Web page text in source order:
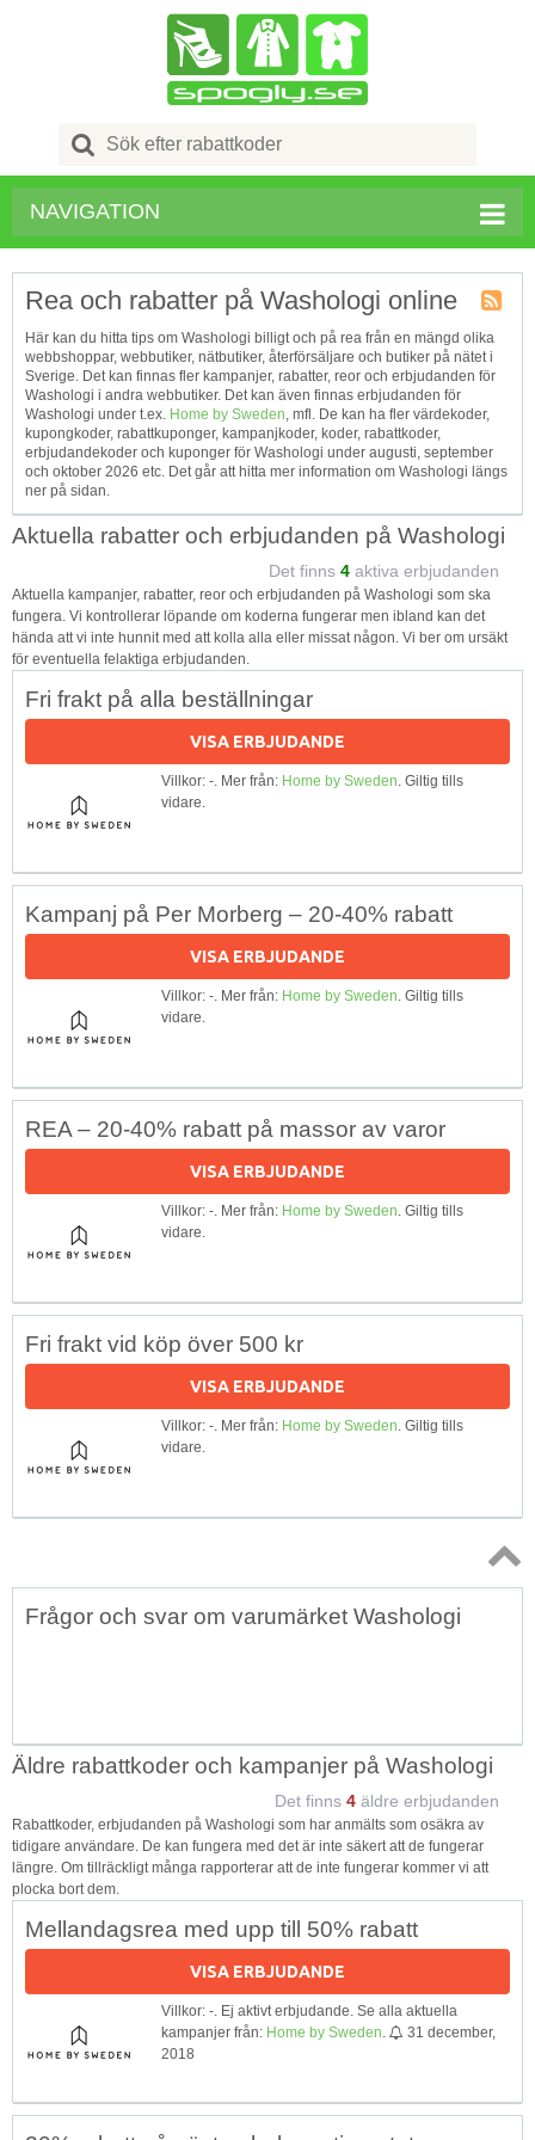
Search
for:
NAVIGATION
Tagg
RSS
Rea och rabatter på Washologi online
Här kan du hitta tips om Washologi billigt och på rea från en mängd olika
webbshoppar, webbutiker, nätbutiker, återförsäljare och butiker på nätet i
Sverige. Det kan finnas fler kampanjer, rabatter, reor och erbjudanden för
Washologi i andra webbutiker. Det kan även finnas erbjudanden för
Washologi under t.ex. Home by Sweden, mfl. De kan ha fler värdekoder,
kupongkoder, rabattkuponger, kampanjkoder, koder, rabattkoder,
erbjudandekoder och kuponger för Washologi under augusti, september
och oktober 2026 etc. Det går att hitta mer information om Washologi längs
ner på sidan.
Aktuella rabatter och erbjudanden på Washologi
Det finns 4 aktiva erbjudanden
Aktuella kampanjer, rabatter, reor och erbjudanden på Washologi som ska
fungera. Vi kontrollerar löpande om koderna fungerar men ibland kan det
hända att vi inte hunnit med att kolla alla eller missat någon. Vi ber om ursäkt
för eventuella felaktiga erbjudanden.
Fri frakt på alla beställningar
VISA ERBJUDANDE
Villkor: -. Mer från: Home by Sweden. Giltig tills
vidare.
Kampanj på Per Morberg – 20-40% rabatt
VISA ERBJUDANDE
Villkor: -. Mer från: Home by Sweden. Giltig tills
vidare.
REA – 20-40% rabatt på massor av varor
VISA ERBJUDANDE
Villkor: -. Mer från: Home by Sweden. Giltig tills
vidare.
Fri frakt vid köp över 500 kr
VISA ERBJUDANDE
Villkor: -. Mer från: Home by Sweden. Giltig tills
vidare.
Topp
Frågor och svar om varumärket Washologi
Äldre rabattkoder och kampanjer på Washologi
Det finns 4 äldre erbjudanden
Rabattkoder, erbjudanden på Washologi som har anmälts som osäkra av
tidigare användare. De kan fungera med det är inte säkert att de fungerar
längre. Om tillräckligt många rapporterar att de inte fungerar kommer vi att
plocka bort dem.
Mellandagsrea med upp till 50% rabatt
VISA ERBJUDANDE
Villkor: -. Ej aktivt erbjudande. Se alla aktuella
kampanjer från: Home by Sweden
31 december,
2018